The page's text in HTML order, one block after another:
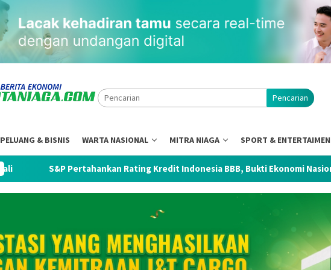
Pencarian
PELUANG & BISNIS WARTA NASIONAL MITRA NIAGA SPORT &
Rating Kredit Indonesia BBB, Bukti Ekonomi Nasional Tetap Tangguh di